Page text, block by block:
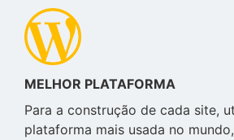
MELHOR PLATAFORMA
Para a construção de cada site,
plataforma mais usada no